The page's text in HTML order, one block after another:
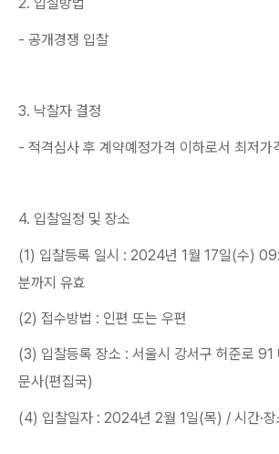
- 공개경쟁 입찰
3. 낙찰자 결정
- 적격심사 후 계약예정가격 이하로서 최저가
4. 입찰일정 및 장소
(1) 입찰등록 일시 : 2024년 1월 17일(수)
분까지 유효
(2) 접수방법 : 인편 또는 우편
(3) 입찰등록 장소 : 서울시 강서구 허준로 91
문사(편집국)
(4) 입찰일자 : 2024년 2월 1일(목) / 시간·